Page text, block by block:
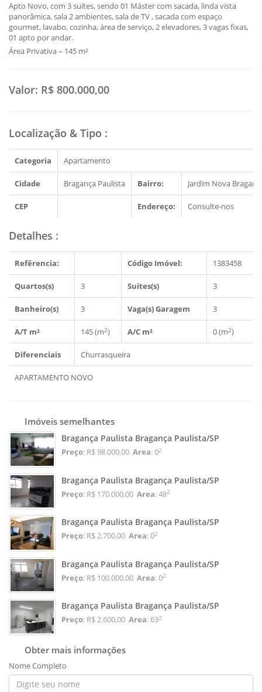
Apto Novo, com 3 suítes, sendo 01 Máster com sacada, linda vista
panorâmica, sala 2 ambientes, sala de TV , sacada com espaço
gourmet, lavabo, cozinha, área de serviço, 2 elevadores, 3 vagas fixas,
01 apto por andar.
Área Privativa – 145 m²
Valor: R$ 800.000,00
Localização & Tipo :
Categoria Apartamento
Cidade Bragança Paulista Bairro: Jardim Nova
CEP Endereço: Consulte-nos
Detalhes :
Refêrencia: Código Imóvel: 1383458
Quartos(s) 3 Suítes(s) 3
Banheiro(s) 3 Vaga(s) Garagem 3
A/T m² 145 (m2) A/C m² 0 (m2)
Diferenciais Churrasqueira
APARTAMENTO NOVO
Imóveis semelhantes
Bragança Paulista Bragança Paulista/SP
Preço: R$ 98.000,00 Area: 02
Bragança Paulista Bragança Paulista/SP
Preço: R$ 170.000,00 Area: 482
Bragança Paulista Bragança Paulista/SP
Preço: R$ 2.700,00 Area: 02
Bragança Paulista Bragança Paulista/SP
Preço: R$ 100.000,00 Area: 02
Bragança Paulista Bragança Paulista/SP
Preço: R$ 2.600,00 Area: 632
Obter mais informações
Nome Completo